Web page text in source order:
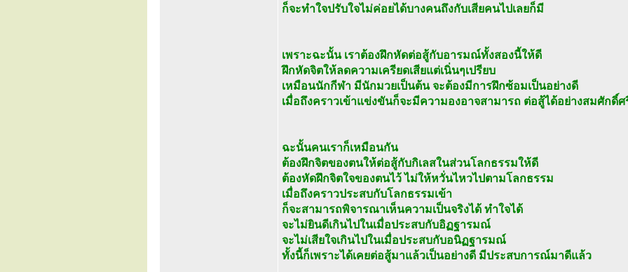
ก็จะทำใจปรับใจไม่ค่อยได้บางคนถึงกับเสียคนไปเลยก็มี
เพราะฉะนั้น เราต้องฝึกหัดต่อสู้กับอารมณ์ทั้งสองนี้ให้ดี
ฝึกหัดจิตให้ลดความเครียดเสียแต่เนิ่นๆเปรียบ
เหมือนนักกีฬา มีนักมวยเป็นต้น จะต้องมีการฝึกซ้อมเป็นอย่างดี
เมื่อถึงคราวเข้าแข่งขันก็จะมีความองอาจสามารถ ต่อสู้ได้อย่างสมศักดิ์ศ
ฉะนั้นคนเราก็เหมือนกัน
ต้องฝึกจิตของตนให้ต่อสู้กับกิเลสในส่วนโลกธรรมให้ดี
ต้องหัดฝึกจิตใจของตนไว้ ไม่ให้หวั่นไหวไปตามโลกธรรม
เมื่อถึงคราวประสบกับโลกธรรมเข้า
ก็จะสามารถพิจารณาเห็นความเป็นจริงได้ ทำใจได้
จะไม่ยินดีเกินไปในเมื่อประสบกับอิฏฐารมณ์
จะไม่เสียใจเกินไปในเมื่อประสบกับอนิฏฐารมณ์
ทั้งนี้ก็เพราะได้เคยต่อสู้มาแล้วเป็นอย่างดี มีประสบการณ์มาดีแล้ว